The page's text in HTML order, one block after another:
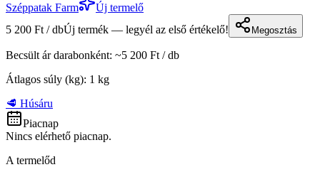
Széppatak Farm
Új termelő
5 200 Ft / dbÚj termék — legyél az első értékelő! Megosztás
Becsült ár darabonként: ~5 200 Ft /db
Átlagos súly (kg): 1 kg
🥩 Húsáru
Piacnap
Nincs elérhető piacnap.
A termelőd